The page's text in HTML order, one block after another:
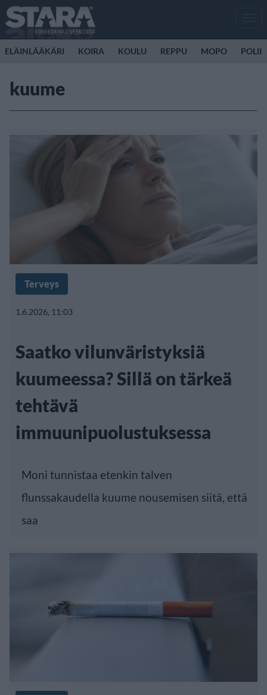
ELÄINLÄÄKÄRI KOIRA KOULU REPPU MOPO
kuume
Terveys
1.6.2026, 11:03
Saatko vilunväristyksiä
kuumeessa? Sillä on tärkeä
tehtävä
immuunipuolustuksessa
Moni tunnistaa etenkin talven
flunssakaudella kuume nousemisen siitä, että
saa